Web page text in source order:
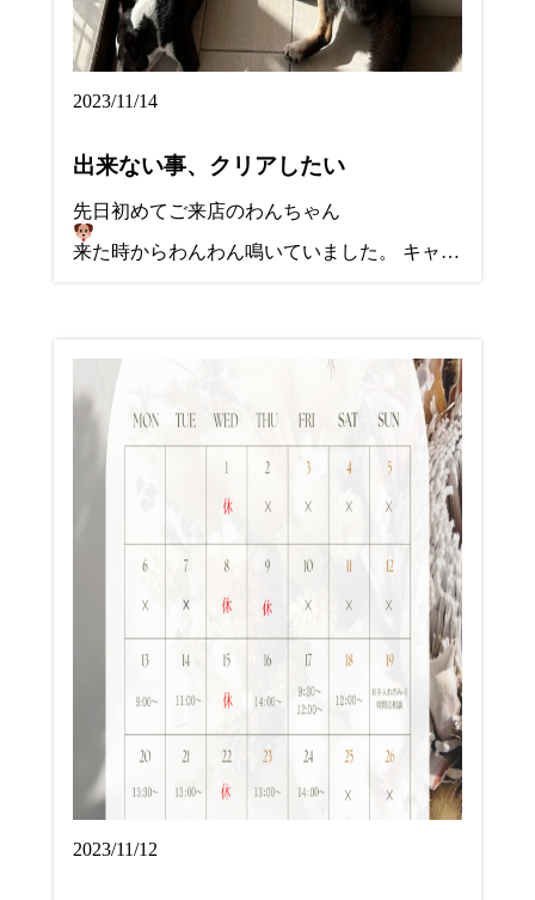
2023/11/14
出来ない事、クリアしたい
先日初めてご来店のわんちゃん
来た時からわんわん鳴いていました。 キャ…
2023/11/12